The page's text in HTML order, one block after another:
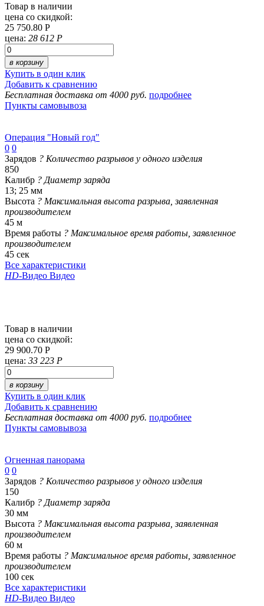
Товар в наличии
цена со скидкой:
25 750.80 Р
цена: 28 612 Р
в корзину
Купить в один клик
Добавить к сравнению
Бесплатная доставка от 4000 руб. подробнее
Пункты самовывоза
Операция "Новый год"
0 0
Зарядов ? Количество разрывов у одного изделия
850
Калибр ? Диаметр заряда
13; 25 мм
Высота ? Максимальная высота разрыва, заявленная
производителем
45 м
Время работы ? Максимальное время работы, заявленное
производителем
45 сек
Все характеристики
HD-Видео Видео
Товар в наличии
цена со скидкой:
29 900.70 Р
цена: 33 223 Р
в корзину
Купить в один клик
Добавить к сравнению
Бесплатная доставка от 4000 руб. подробнее
Пункты самовывоза
Огненная панорама
0 0
Зарядов ? Количество разрывов у одного изделия
150
Калибр ? Диаметр заряда
30 мм
Высота ? Максимальная высота разрыва, заявленная
производителем
60 м
Время работы ? Максимальное время работы, заявленное
производителем
100 сек
Все характеристики
HD-Видео Видео